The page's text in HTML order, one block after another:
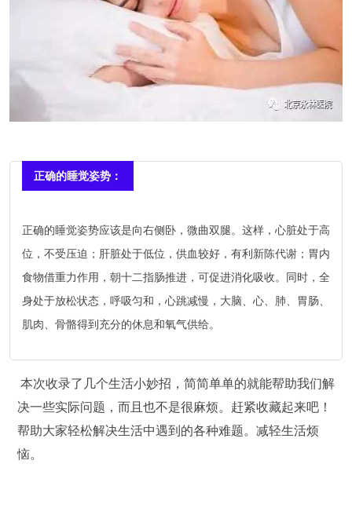
正确的睡觉姿势：
正确的睡觉姿势应该是向右侧卧，微曲双腿。这样，心脏处于高
位，不受压迫；肝脏处于低位，供血较好，有利新陈代谢；胃内
食物借重力作用，朝十二指肠推进，可促进消化吸收。同时，全
身处于放松状态，呼吸匀和，心跳减慢，大脑、心、肺、胃肠、
肌肉、骨骼得到充分的休息和氧气供给。
本次收录了几个生活小妙招， 简简单单的就能帮助我们解
决一些实际问题，而且也不是很麻烦。赶紧收藏起来吧！
帮助大家轻松解决生活中遇到的各种难题。减轻生活烦
恼。